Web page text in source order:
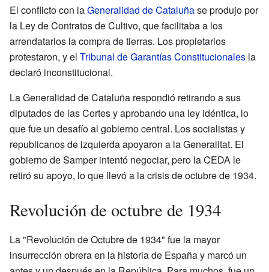
El conflicto con laGeneralidad de Cataluñase produjo por
la Ley de Contratos de Cultivo, que facilitaba a los
arrendatarios la compra de tierras. Los propietarios
protestaron, y el Tribunal de Garantías Constitucionales la
declaró inconstitucional.
La Generalidad de Cataluña respondió retirando a sus
diputados de las Cortes y aprobando una ley idéntica, lo
que fue un desafío al gobierno central. Los socialistas y
republicanos de izquierda apoyaron a la Generalitat. El
gobierno de Samper intentó negociar, pero la CEDA le
retiró su apoyo, lo que llevó a la crisis de octubre de 1934.
Revolución de octubre de 1934
La "Revolución de Octubre de 1934" fue la mayor
insurrección obrera en la historia de España y marcó un